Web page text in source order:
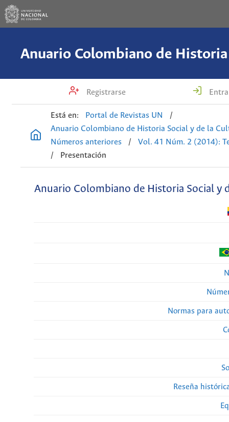
Registrarse
Está en: Portal de Revistas UN
/
Anuario Colombiano de Historia Social y de la
Números anteriores
/
Vol. 41 Núm. 2 (2014):
/
Presentación
Anuario Colombiano de Historia Social y
Normas para
Reseña